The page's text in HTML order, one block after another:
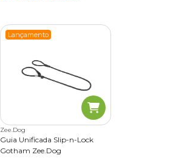
Lançamento
Zee.Dog
Guia Unificada Slip-n-Lock
Gotham Zee.Dog